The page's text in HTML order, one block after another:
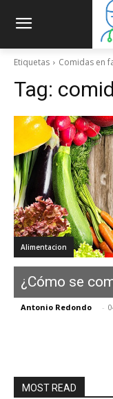
Etiquetas Comidas en
Tag:
Alimentacion
¿Cómo se
Antonio Redondo -
MOST READ